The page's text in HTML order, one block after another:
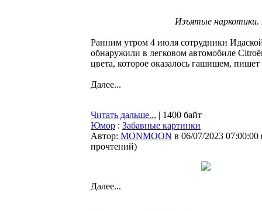
Изъятые
Ранним утром 4 июля сотрудники
обнаружили в легковом автомобиле
цвета, которое оказалось гашишем, пишет
Далее...
Читать дальше... | 1400 байт
Юмор : Забавные картинки
Автор: MONMOON в 06/07/2023 07:00:00
прочтений)
Далее...